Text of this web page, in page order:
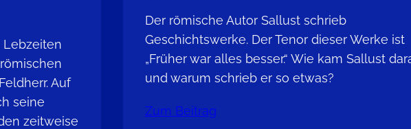
Lebzeiten
Auf
seine
zeitweise
Der römische Autor Sallust schrieb
Geschichtswerke. Der Tenor dieser Werke ist
„Früher war alles besser.“ Wie kam Sallust
und warum schrieb er so etwas?
Zum Beitrag